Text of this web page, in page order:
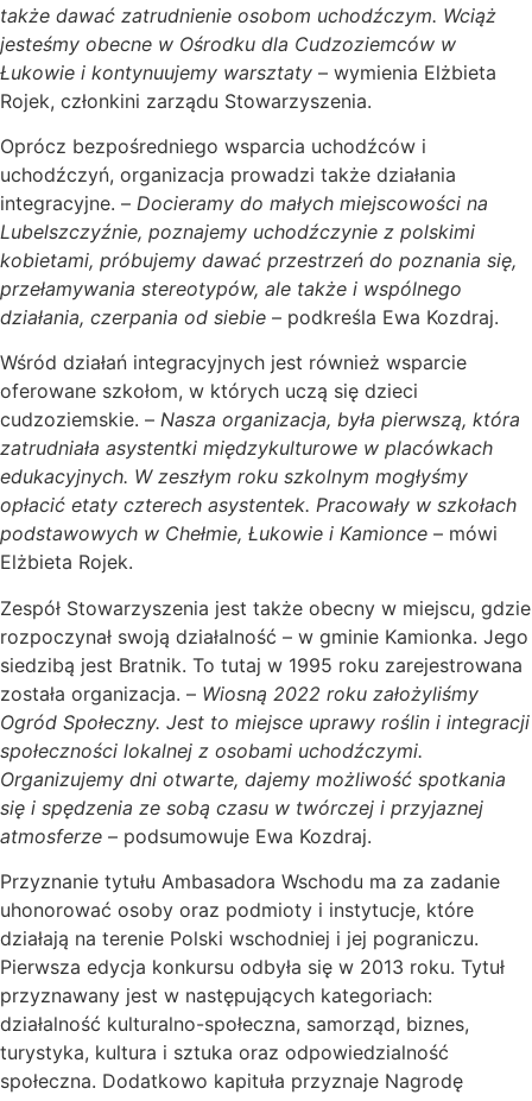
także dawać zatrudnienie osobom uchodźczym. Wciąż
jesteśmy obecne w Ośrodku dla Cudzoziemców w
Łukowie i kontynuujemy warsztaty – wymienia Elżbieta
Rojek, członkini zarządu Stowarzyszenia.
Oprócz bezpośredniego wsparcia uchodźców i
uchodźczyń, organizacja prowadzi także działania
integracyjne. – Docieramy do małych miejscowości na
Lubelszczyźnie, poznajemy uchodźczynie z polskimi
kobietami, próbujemy dawać przestrzeń do poznania się,
przełamywania stereotypów, ale także i wspólnego
działania, czerpania od siebie – podkreśla Ewa Kozdraj.
Wśród działań integracyjnych jest również wsparcie
oferowane szkołom, w których uczą się dzieci
cudzoziemskie. – Nasza organizacja, była pierwszą, która
zatrudniała asystentki międzykulturowe w placówkach
edukacyjnych. W zeszłym roku szkolnym mogłyśmy
opłacić etaty czterech asystentek. Pracowały w szkołach
podstawowych w Chełmie, Łukowie i Kamionce – mówi
Elżbieta Rojek.
Zespół Stowarzyszenia jest także obecny w miejscu, gdzie
rozpoczynał swoją działalność – w gminie Kamionka. Jego
siedzibą jest Bratnik. To tutaj w 1995 roku zarejestrowana
została organizacja. – Wiosną 2022 roku założyliśmy
Ogród Społeczny. Jest to miejsce uprawy roślin i integracji
społeczności lokalnej z osobami uchodźczymi.
Organizujemy dni otwarte, dajemy możliwość spotkania
się i spędzenia ze sobą czasu w twórczej i przyjaznej
atmosferze – podsumowuje Ewa Kozdraj.
Przyznanie tytułu Ambasadora Wschodu ma za zadanie
uhonorować osoby oraz podmioty i instytucje, które
działają na terenie Polski wschodniej i jej pograniczu.
Pierwsza edycja konkursu odbyła się w 2013 roku. Tytuł
przyznawany jest w następujących kategoriach:
działalność kulturalno-społeczna, samorząd, biznes,
turystyka, kultura i sztuka oraz odpowiedzialność
społeczna. Dodatkowo kapituła przyznaje Nagrodę